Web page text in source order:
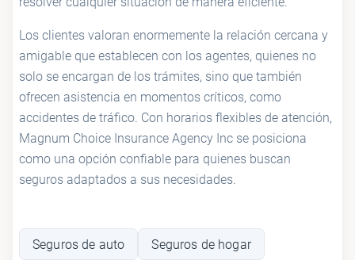
Los clientes valoran enormemente la relación cercana y
amigable que establecen con los agentes, quienes no
solo se encargan de los trámites, sino que también
ofrecen asistencia en momentos críticos, como
accidentes de tráfico. Con horarios flexibles de atención,
Magnum Choice Insurance Agency Inc se posiciona
como una opción confiable para quienes buscan
seguros adaptados a sus necesidades.
Seguros de auto Seguros de hogar